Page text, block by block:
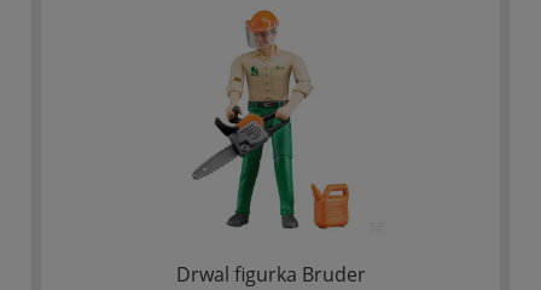
Drwal figurka Bruder